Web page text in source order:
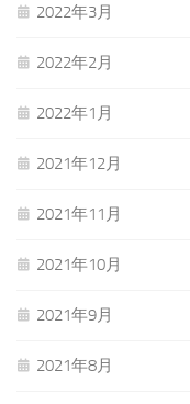
2022年3月
2022年2月
2022年1月
2021年12月
2021年11月
2021年10月
2021年9月
2021年8月